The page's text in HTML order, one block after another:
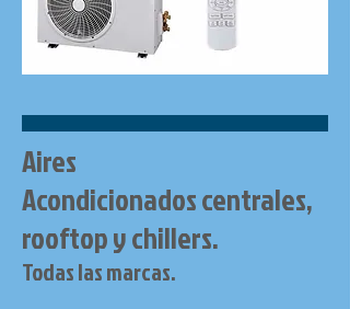
Aires
Acondicionadoscentrales,
rooftop y chillers.
Todas las marcas.